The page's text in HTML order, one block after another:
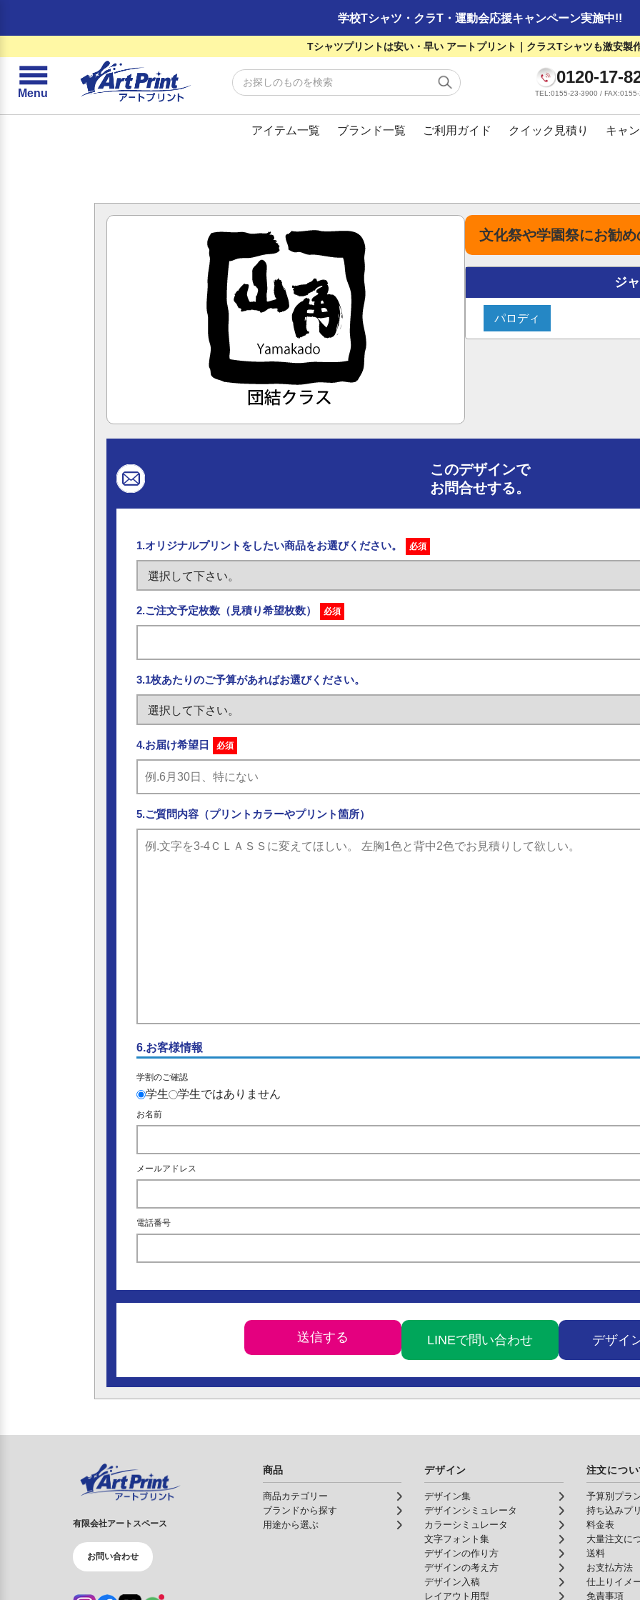
学校Tシャツ・クラT・運動会応援キャンペーン実施中!!
Tシャツプリントは安い・早い アートプリント｜クラスTシャツも激安製
☰
Menu
0120-17-
TEL:0155-23-3900 /
アイテム一覧 ブランド一覧 ご利用ガイド クイック見積り キャ
文化祭や学園祭にお勧
ジ
パロディ
このデザインで
お問合せする。
1.オリジナルプリントをしたい商品をお選びください。 必須
2.ご注文予定枚数（見積り希望枚数） 必須
3.1枚あたりのご予算があればお選びください。
4.お届け希望日 必須
5.ご質問内容（プリントカラーやプリント箇所）
6.お客様情報
学割のご確認
学生 学生ではありません
お名前
メールアドレス
電話番号
LINEで問い合わせ デザイ
有限会社アートスペース
お問い合わせ
商品
商品カテゴリー
ブランドから探す
用途から選ぶ
デザイン
デザイン集
デザインシミュレータ
カラーシミュレータ
文字フォント集
デザインの作り方
デザインの考え方
デザイン入稿
レイアウト用型
注文につ
予算別プラ
持ち込みプ
料金表
大量注文に
送料
お支払方法
仕上りイメ
免責事項